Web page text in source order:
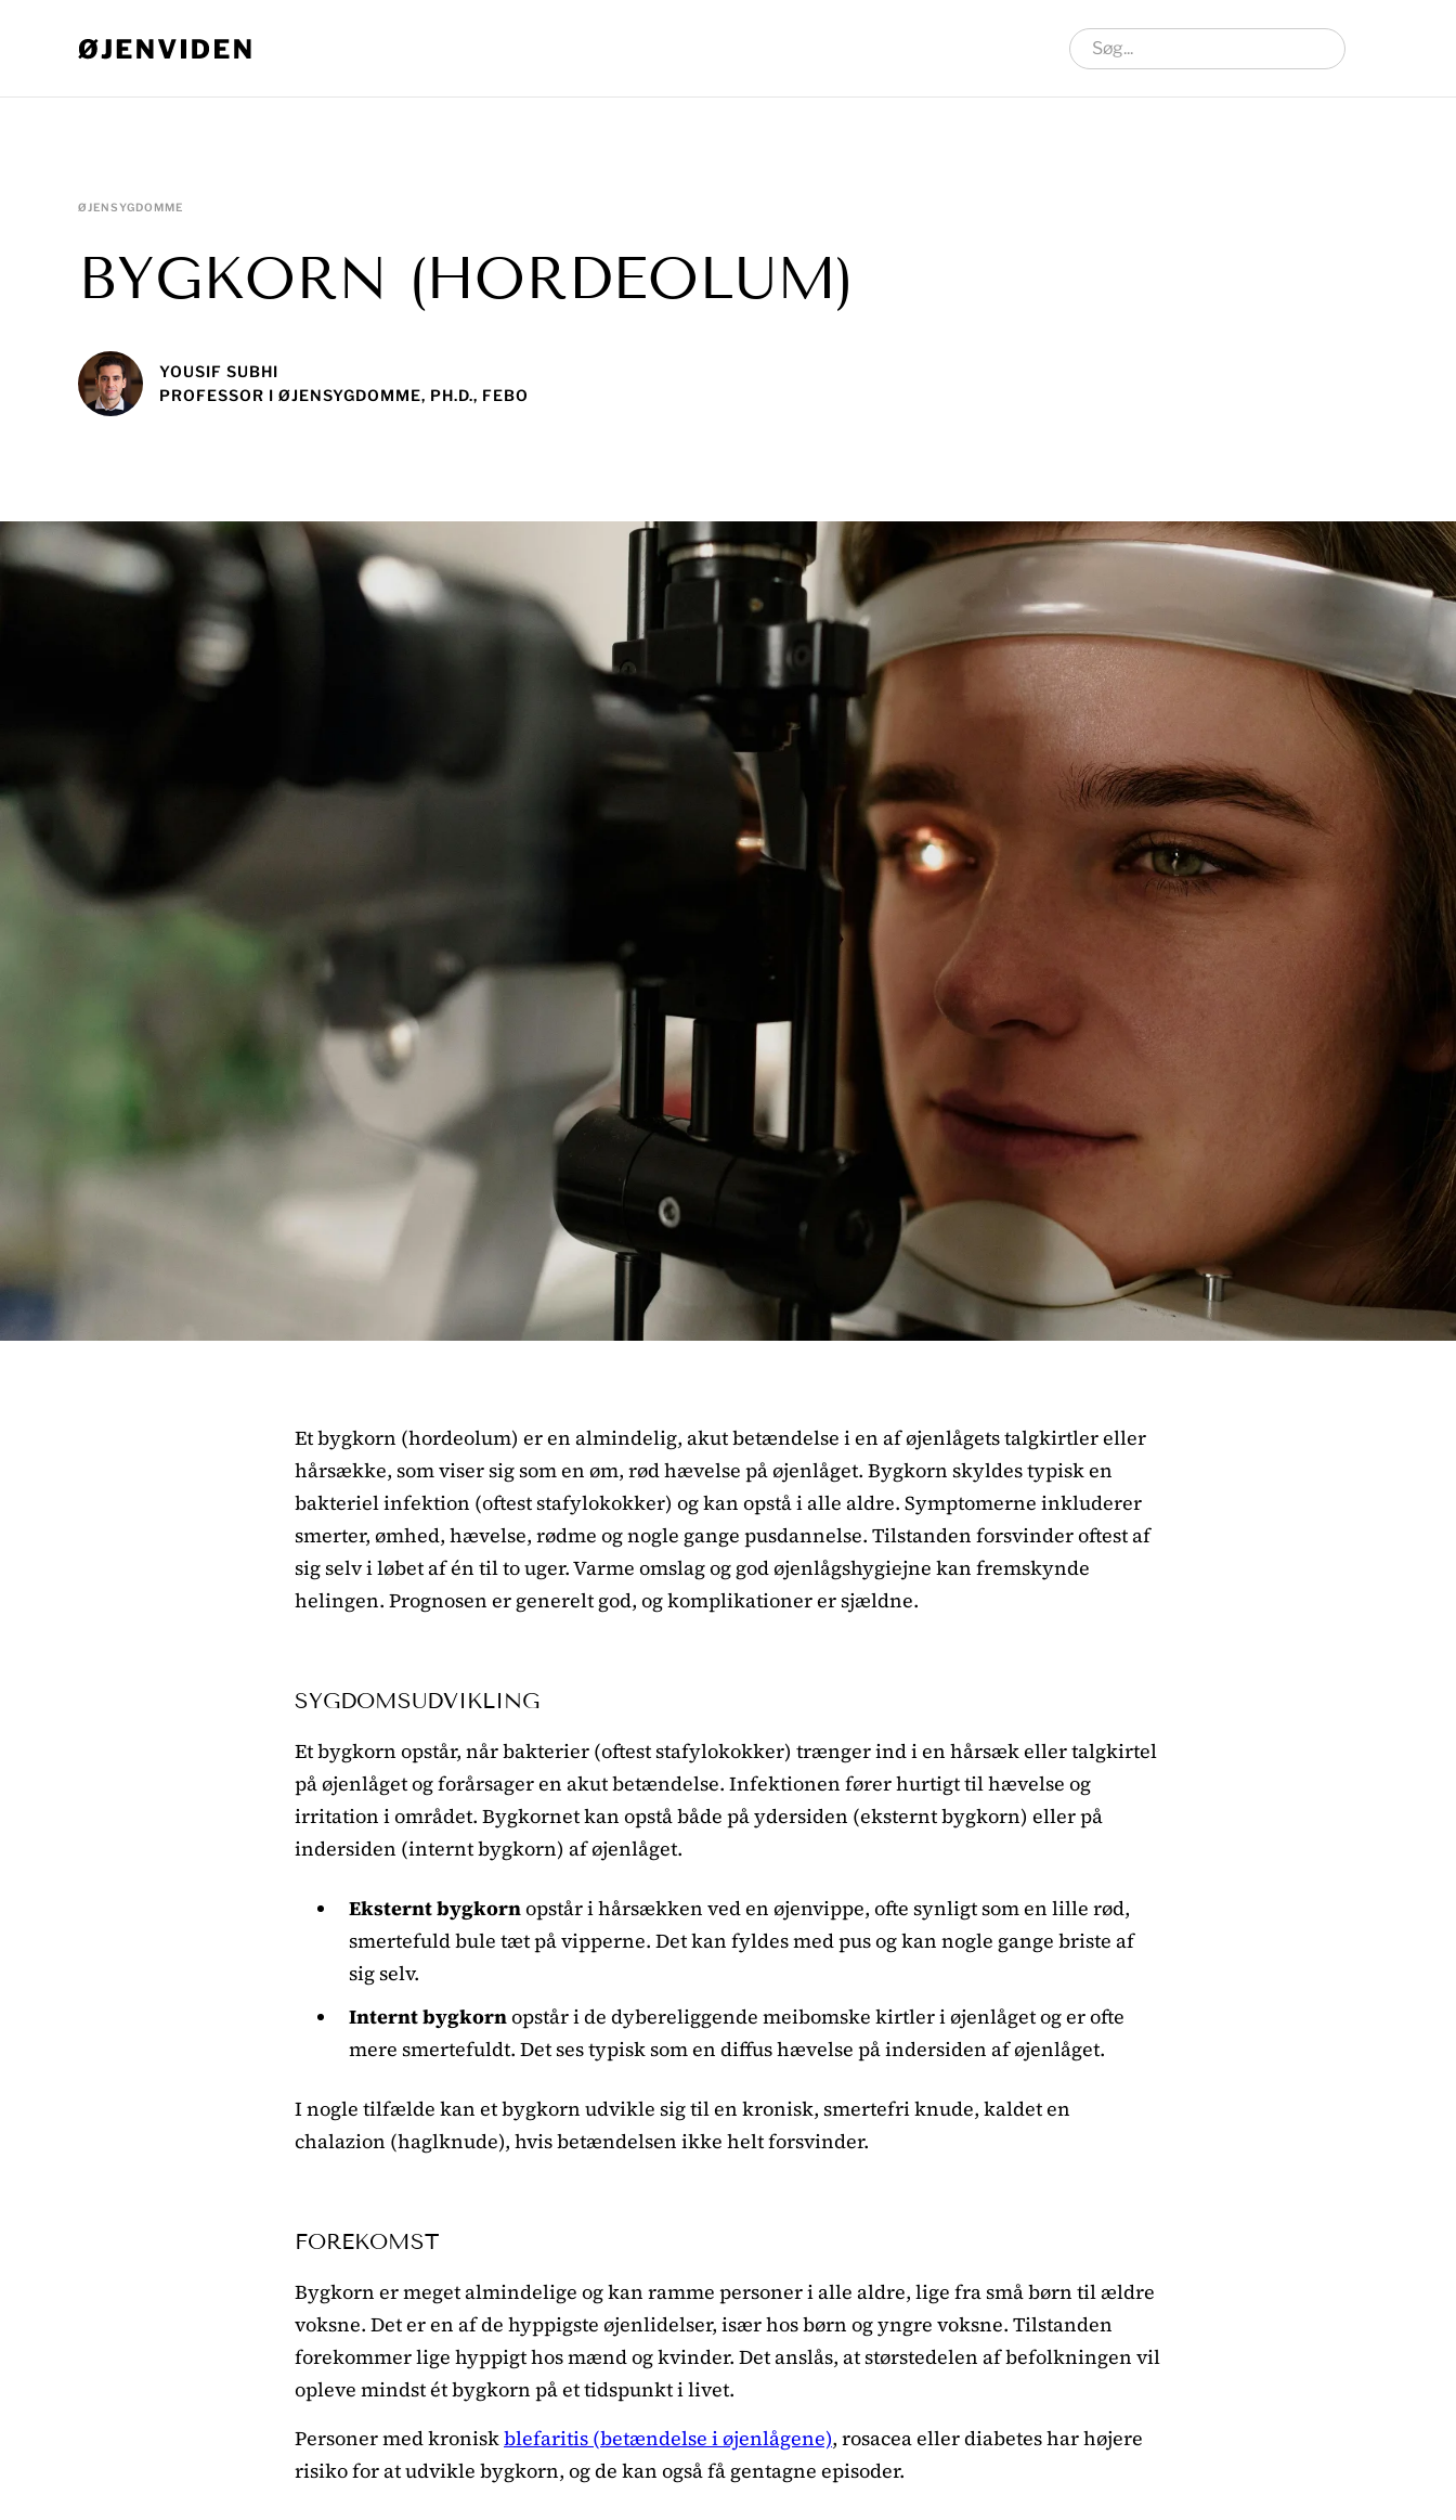
ØJENSYGDOMME
BYGKORN (HORDEOLUM)
YOUSIF SUBHI
PROFESSOR I ØJENSYGDOMME, PH.D., FEBO
Et bygkorn (hordeolum) er en almindelig, akut betændelse i en af øjenlågets talgkirtler eller
hårsække, som viser sig som en øm, rød hævelse på øjenlåget. Bygkorn skyldes typisk en
bakteriel infektion (oftest stafylokokker) og kan opstå i alle aldre. Symptomerne inkluderer
smerter, ømhed, hævelse, rødme og nogle gange pusdannelse. Tilstanden forsvinder oftest af
sig selv i løbet af én til to uger. Varme omslag og god øjenlågshygiejne kan fremskynde
helingen. Prognosen er generelt god, og komplikationer er sjældne.
SYGDOMSUDVIKLING
Et bygkorn opstår, når bakterier (oftest stafylokokker) trænger ind i en hårsæk eller talgkirtel
på øjenlåget og forårsager en akut betændelse. Infektionen fører hurtigt til hævelse og
irritation i området. Bygkornet kan opstå både på ydersiden (eksternt bygkorn) eller på
indersiden (internt bygkorn) af øjenlåget.
Eksternt bygkornopstår i hårsækken ved en øjenvippe, ofte synligt som en lille rød,
smertefuld bule tæt på vipperne. Det kan fyldes med pus og kan nogle gange briste af
sig selv.
Internt bygkornopstår i de dybereliggende meibomske kirtler i øjenlåget og er ofte
mere smertefuldt. Det ses typisk som en diffus hævelse på indersiden af øjenlåget.
I nogle tilfælde kan et bygkorn udvikle sig til en kronisk, smertefri knude, kaldet en
chalazion (haglknude), hvis betændelsen ikke helt forsvinder.
FOREKOMST
Bygkorn er meget almindelige og kan ramme personer i alle aldre, lige fra små børn til ældre
voksne. Det er en af de hyppigste øjenlidelser, især hos børn og yngre voksne. Tilstanden
forekommer lige hyppigt hos mænd og kvinder. Det anslås, at størstedelen af befolkningen vil
opleve mindst ét bygkorn på et tidspunkt i livet.
Personer med kroniskblefaritis (betændelse i øjenlågene), rosacea eller diabetes har højere
risiko for at udvikle bygkorn, og de kan også få gentagne episoder.